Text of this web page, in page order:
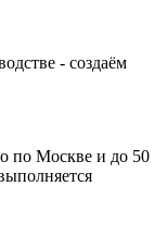
- создаём
по Москве и до 50